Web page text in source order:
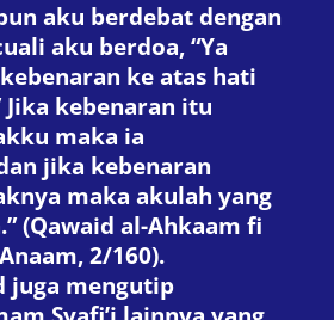
aku berdebat dengan
aku berdoa, “Ya
ke atas hati
Jika kebenaran itu
maka ia
jika kebenaran
maka akulah yang
(Qawaid al-Ahkaam fi
2/160).
juga mengutip